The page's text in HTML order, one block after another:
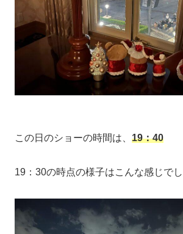
この日のショーの時間は、 19：40
19：30の時点の様子はこんな感じでし